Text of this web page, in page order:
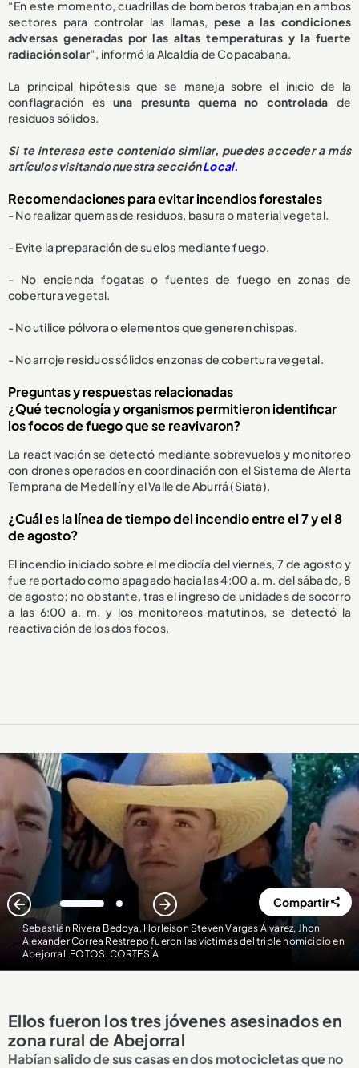
“En este momento, cuadrillas de bomberos trabajan en ambos
sectores para controlar las llamas, pese a las condiciones
adversas generadas por las altas temperaturas y la fuerte
radiación solar”, informó la Alcaldía de Copacabana.
La principal hipótesis que se maneja sobre el inicio de la
conflagración es una presunta quema no controlada de
residuos sólidos.
Si te interesa este contenido similar, puedes acceder a más
artículos visitando nuestra secciónLocal.
Recomendaciones para evitar incendios forestales
- No realizar quemas de residuos, basura o material vegetal.
- Evite la preparación de suelos mediante fuego.
- No encienda fogatas o fuentes de fuego en zonas de
cobertura vegetal.
- No utilice pólvora o elementos que generen chispas.
- No arroje residuos sólidos en zonas de cobertura vegetal.
Preguntas y respuestas relacionadas
¿Qué tecnología y organismos permitieron identificar
los focos de fuego que se reavivaron?
La reactivación se detectó mediante sobrevuelos y monitoreo
con drones operados en coordinación con el Sistema de Alerta
Temprana de Medellín y el Valle de Aburrá (Siata).
¿Cuál es la línea de tiempo del incendio entre el 7 y el 8
de agosto?
El incendio iniciado sobre el mediodía del viernes, 7 de agosto y
fue reportado como apagado hacia las 4:00 a. m. del sábado, 8
de agosto; no obstante, tras el ingreso de unidades de socorro
a las 6:00 a. m. y los monitoreos matutinos, se detectó la
reactivación de los dos focos.
Sebastián Rivera Bedoya, Horleison Steven Vargas Álvarez, Jhon
Alexander Correa Restrepo fueron las víctimas del triple homicidio en
Abejorral. FOTOS. CORTESÍA
1 2 Compartir
Ellos fueron los tres jóvenes asesinados en
zona rural de Abejorral
Habían salido de sus casas en dos motocicletas que no